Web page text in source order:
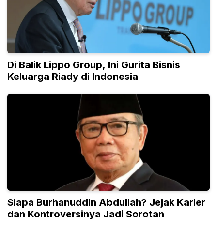
Di Balik Lippo Group, Ini Gurita Bisnis
Keluarga Riady di Indonesia
Siapa Burhanuddin Abdullah? Jejak Karier
dan Kontroversinya Jadi Sorotan